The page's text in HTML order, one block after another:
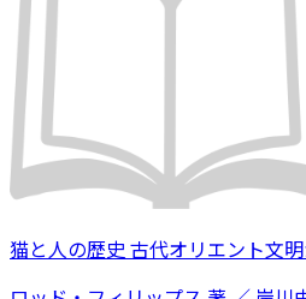
猫と人の歴史 古代オリエント文